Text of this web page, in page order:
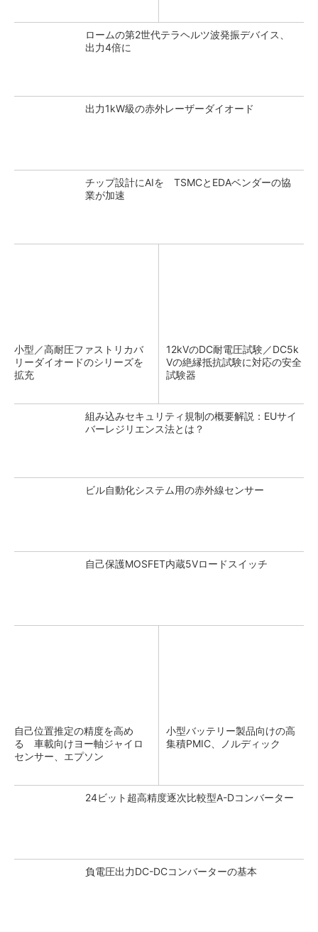
ロームの第2世代テラヘルツ波発振デバイス、
出力4倍に
出力1kW級の赤外レーザーダイオード
チップ設計にAIを TSMCとEDAベンダーの協
業が加速
小型／高耐圧ファストリカバ
リーダイオードのシリーズを
拡充
12kVのDC耐電圧試験／DC5k
Vの絶縁抵抗試験に対応の安全
試験器
組み込みセキュリティ規制の概要解説：EUサイ
バーレジリエンス法とは？
ビル自動化システム用の赤外線センサー
自己保護MOSFET内蔵5Vロードスイッチ
自己位置推定の精度を高め
る 車載向けヨー軸ジャイロ
センサー、エプソン
小型バッテリー製品向けの高
集積PMIC、ノルディック
24ビット超高精度逐次比較型A-Dコンバーター
負電圧出力DC-DCコンバーターの基本